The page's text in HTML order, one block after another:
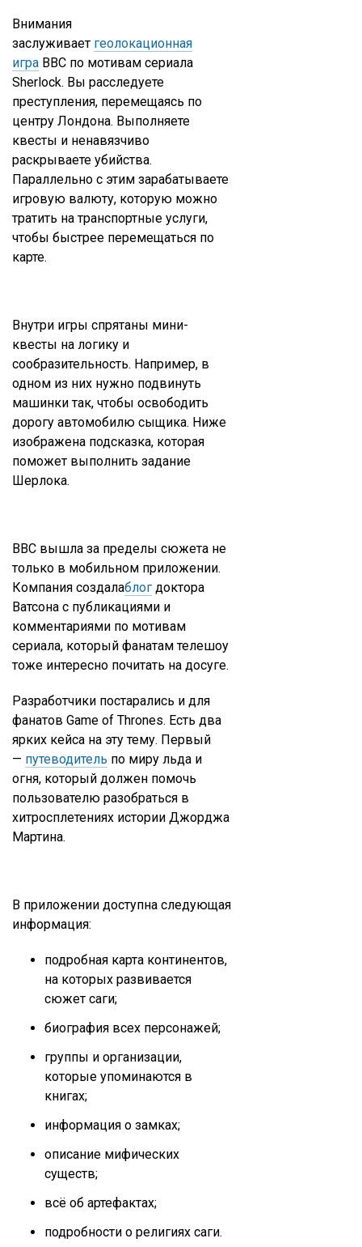
Внимания
заслуживает геолокационная
игра BBC по мотивам сериала
Sherlock. Вы расследуете
преступления, перемещаясь по
центру Лондона. Выполняете
квесты и ненавязчиво
раскрываете убийства.
Параллельно с этим зарабатываете
игровую валюту, которую можно
тратить на транспортные услуги,
чтобы быстрее перемещаться по
карте.
Внутри игры спрятаны мини-
квесты на логику и
сообразительность. Например, в
одном из них нужно подвинуть
машинки так, чтобы освободить
дорогу автомобилю сыщика. Ниже
изображена подсказка, которая
поможет выполнить задание
Шерлока.
BBC вышла за пределы сюжета не
только в мобильном приложении.
Компания создалаблог доктора
Ватсона с публикациями и
комментариями по мотивам
сериала, который фанатам телешоу
тоже интересно почитать на досуге.
Разработчики постарались и для
фанатов Game of Thrones. Есть два
ярких кейса на эту тему. Первый
— путеводитель по миру льда и
огня, который должен помочь
пользователю разобраться в
хитросплетениях истории Джорджа
Мартина.
В приложении доступна следующая
информация:
подробная карта континентов,
на которых развивается
сюжет саги;
биография всех персонажей;
группы и организации,
которые упоминаются в
книгах;
информация о замках;
описание мифических
существ;
всё об артефактах;
подробности о религиях саги.